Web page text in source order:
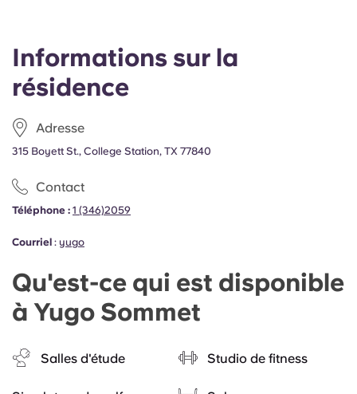
Informations sur la
résidence
Adresse
315 Boyett St., College Station, TX 77840
Contact
Téléphone : 1 (346)2059
Courriel : yugo
Qu'est-ce qui est disponible
à Yugo Sommet
Salles d'étude Studio de fitness